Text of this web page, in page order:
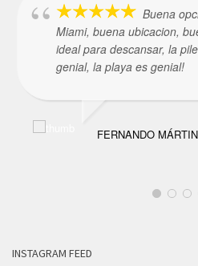
Buena
Miami, buena ubicacion,
ideal para descansar, la
genial, la playa es genial!
FERNANDO MÁRTIN
INSTAGRAM FEED